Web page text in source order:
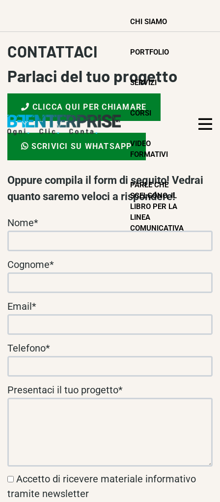
CHI SIAMO
PORTFOLIO
SERVIZI
CORSI
VIDEO
FORMATIVI
PARLE CHE
SCELGONO, IL
LIBRO PER LA
LINEA
COMUNICATIVA
CONTATTACI
Parlaci del tuo progetto
CLICCA QUI PER CHIAMARE
SCRIVICI SU WHATSAPP
Oppure compila il form di seguito! Vedrai
quanto saremo veloci a rispondere!
Nome*
Cognome*
Email*
Telefono*
Presentaci il tuo progetto*
Accetto di ricevere materiale informativo
tramite newsletter